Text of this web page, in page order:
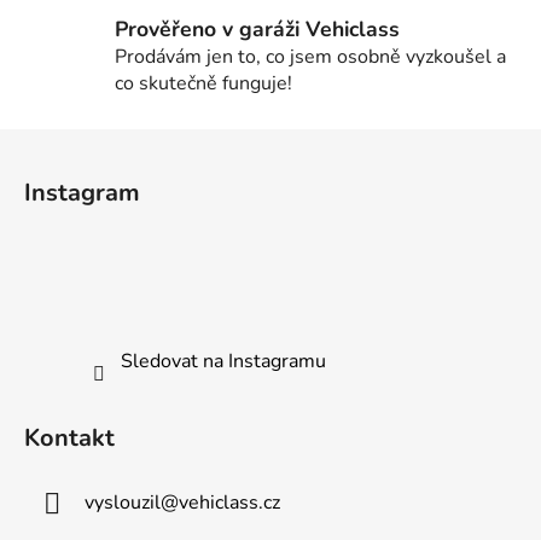
k
y
v
Prověřeno v garáži Vehiclass
Prodávám jen to, co jsem osobně vyzkoušel a
co skutečně funguje!
Instagram
Sledovat na Instagramu
Kontakt
vyslouzil@vehiclass.cz